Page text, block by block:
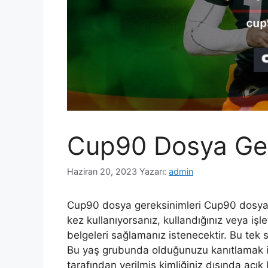
Cup90 Dosya
Haziran 20, 2023 Yazarı: admin
Cup90 dosya gereksinimleri Cup90
kez kullanıyorsanız, kullandığınız veya
belgeleri sağlamanız istenecektir. Bu tek
Bu yaş grubunda olduğunuzu
tarafından verilmiş kimliğiniz dışında